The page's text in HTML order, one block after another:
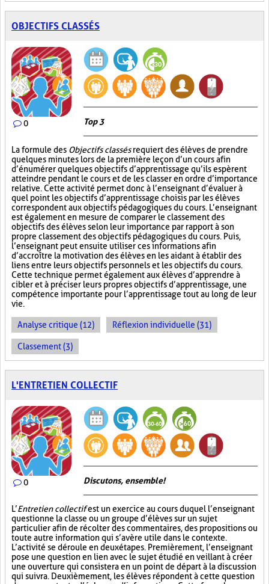
OBJECTIFS CLASSÉS
0 Top 3
La formule des Objectifs classésrequiert des élèves de prendre
quelques minutes lors de la première leçon d’un cours afin
d’énumérer quelques objectifs d’apprentissage qu’ils espèrent
atteindre pendant le cours et de les classer en ordre d’importance
relative. Cette activité permet donc à l’enseignant d’évaluer à
quel point les objectifs d’apprentissage choisis par les élèves
correspondent aux objectifs pédagogiques du cours. L’enseignant
est également en mesure de comparer le classement des
objectifs des élèves selon leur importance par rapport à son
propre classement des objectifs pédagogiques du cours. Puis,
l’enseignant peut ensuite utiliser ces informations afin
d’accroître la motivation des élèves en les aidant à établir des
liens entre leurs objectifs personnels et les objectifs du cours.
Cette technique permet également aux élèves d’apprendre à
cibler et à préciser leurs propres objectifs d’apprentissage, une
compétence importante pour l’apprentissage tout au long de leur
vie.
Analyse critique (12) Réflexion individuelle (31)
Classement (3)
L'ENTRETIEN COLLECTIF
0 Discutons, ensemble!
L’Entretien collectifest un exercice au cours duquel l’enseignant
questionne la classe ou un groupe d’élèves sur un sujet
particulier afin de récolter des commentaires, des propositions ou
toute autre information qui s’avère utile dans le contexte.
L’activité se déroule en deux étapes. Premièrement, l’enseignant
pose une question en lien avec le sujet étudié en veillant à créer
une ouverture qui consistera en un point de départ à la discussion
qui suivra. Deuxièmement, les élèves répondent à cette question